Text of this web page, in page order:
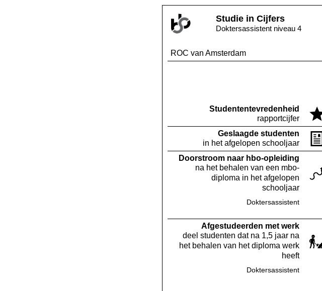
Studie in Cijfers
Doktersassistent niveau 4
ROC van Amsterdam
Studenten­tevredenheid
rapportcijfer
Geslaagde studenten
in het afgelopen schooljaar
Doorstroom naar hbo-opleiding
na het behalen van een mbo-
diploma in het afgelopen
schooljaar
Doktersassistent
Af­gestudeerden met werk
deel studenten dat na 1,5 jaar na
het behalen van het diploma werk
heeft
Doktersassistent